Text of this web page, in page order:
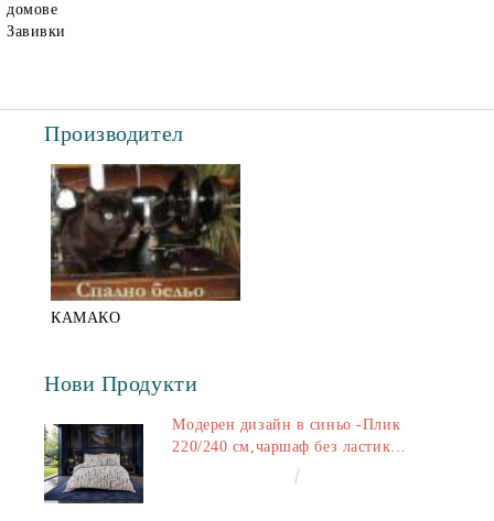
домове
Завивки
Производител
КАМАКО
Нови Продукти
Модерен дизайн в синьо -Плик
220/240 см,чаршаф без ластик
240/260 см,калъфки 2+2